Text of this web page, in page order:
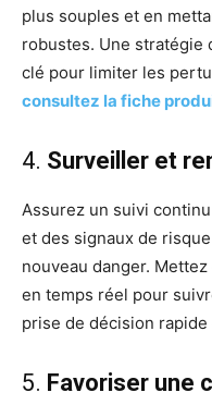
plus souples et en
robustes. Une stratégie
clé pour limiter les
consultez la fiche
4. Surveiller et
Assurez un suivi
et des signaux de
nouveau danger.
en temps réel pour
prise de décision
5. Favoriser une